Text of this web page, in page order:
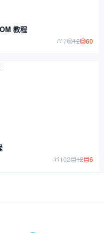
教程
7 12 60
102 12 6